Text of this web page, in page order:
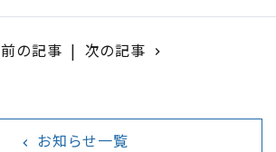
前の記事 | 次の記事 navigate_next
navigate_before お知らせ一覧